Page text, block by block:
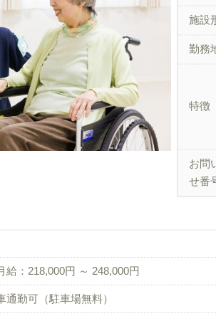
施設
勤務
特徴
お問
せ番
給：218,000円 ～ 248,000円
通勤可（駐車場無料）